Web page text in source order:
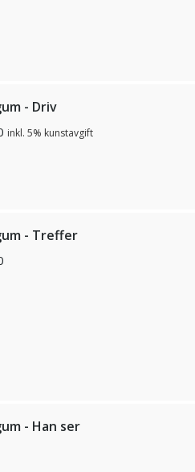
- Driv
inkl. 5% kunstavgift
- Treffer
- Han ser